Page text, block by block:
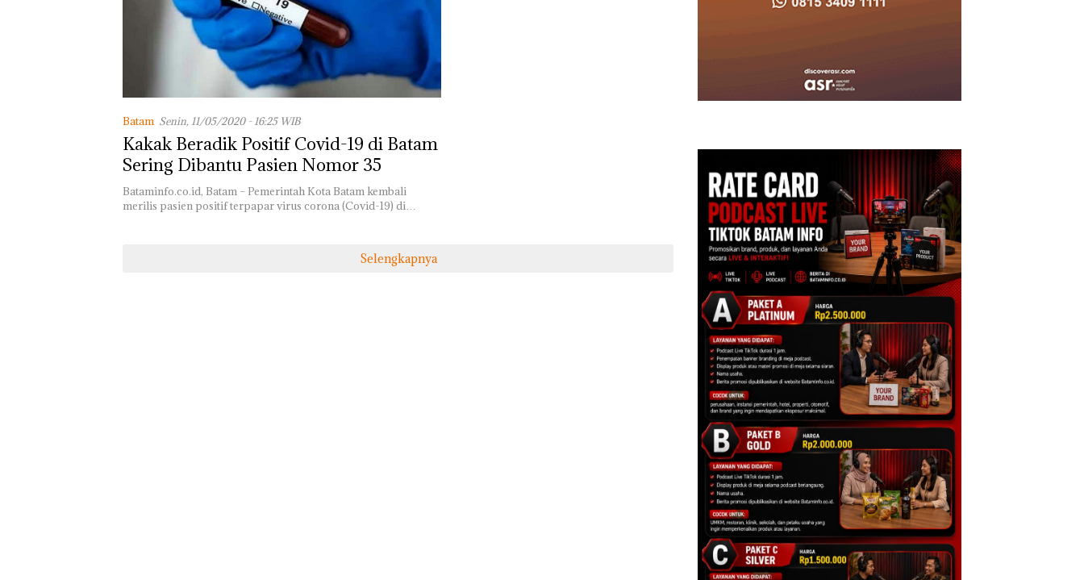
Batam Senin, 11/05/2020 - 16:25 WIB
Kakak Beradik Positif Covid-19 di Batam
Sering Dibantu Pasien Nomor 35
Bataminfo.co.id, Batam – Pemerintah Kota Batam kembali
merilis pasien positif terpapar virus corona (Covid-19) di…
Selengkapnya